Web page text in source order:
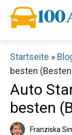
Zum
Inhalt
Startseite »
besten
Auto
besten
Franziska